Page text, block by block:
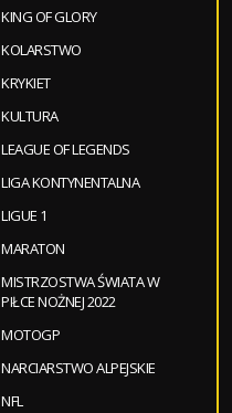
KING OF GLORY
KOLARSTWO
KRYKIET
KULTURA
LEAGUE OF LEGENDS
LIGA KONTYNENTALNA
LIGUE 1
MARATON
MISTRZOSTWA ŚWIATA W
PIŁCE NOŻNEJ 2022
MOTOGP
NARCIARSTWO ALPEJSKIE
NFL